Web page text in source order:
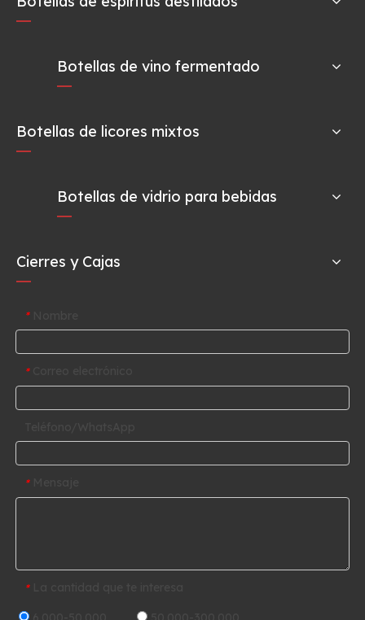
Botellas de vino fermentado
Botellas de licores mixtos
Botellas de vidrio para bebidas
Cierres y Cajas
*
*
*
*